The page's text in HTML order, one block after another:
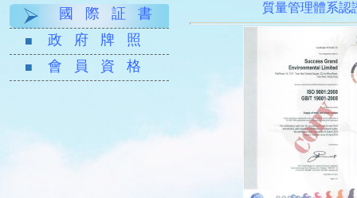
國 際 証 書
政 府 牌 照
會 員 資 格
質量管理體系認